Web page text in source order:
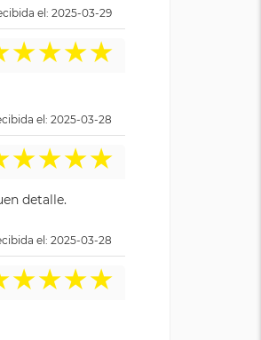
el: 2025-03-29
★★★★
el: 2025-03-28
★★★★
detalle.
el: 2025-03-28
★★★★